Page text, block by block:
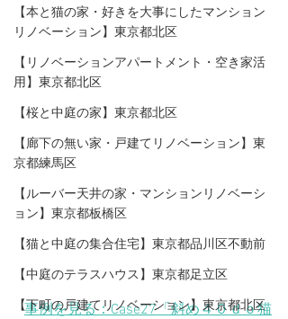
【本と猫の家・好きを大事にしたマンション
リノベーション】東京都北区
【リノベーションアパートメント・空き家活
用】東京都北区
【桜と中庭の家】東京都北区
【廊下の無い家・戸建てリノベーション】東
京都練馬区
【ルーバー天井の家・マンションリノベーシ
ョン】東京都板橋区
【猫と中庭の集合住宅】東京都品川区不動前
【中庭のテラスハウス】東京都足立区
【下町の戸建てリノベーション】東京都北区
事例を見る：Case27「斜め４０ｄｏ猫